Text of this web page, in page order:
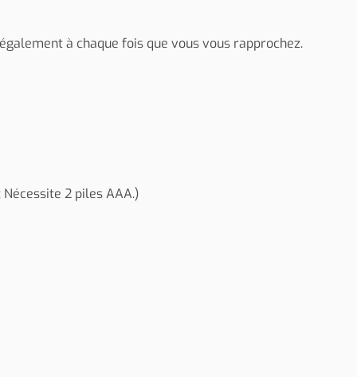
à chaque fois que vous vous rapprochez.
2 piles AAA.)